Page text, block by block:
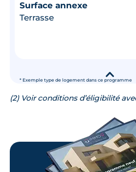
* Exemple type de logement dans ce programme
Surface annexe
Terrasse
▾
(2) Voir conditions d’éligibilité